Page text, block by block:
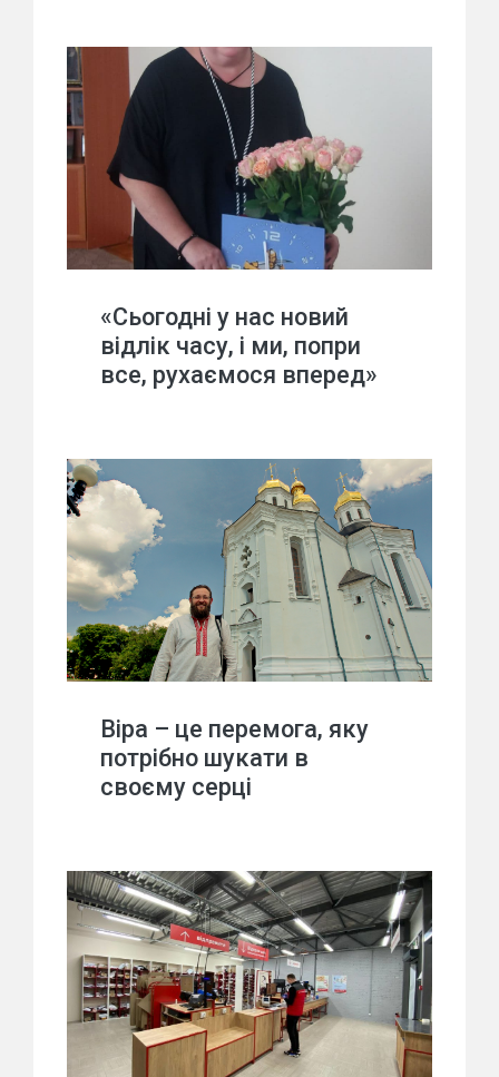
«Сьогодні у нас новий
відлік часу, і ми, попри
все, рухаємося вперед»
Віра – це перемога, яку
потрібно шукати в
своєму серці